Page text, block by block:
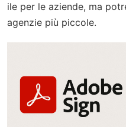
ile per le aziende, ma
agenzie più piccole.